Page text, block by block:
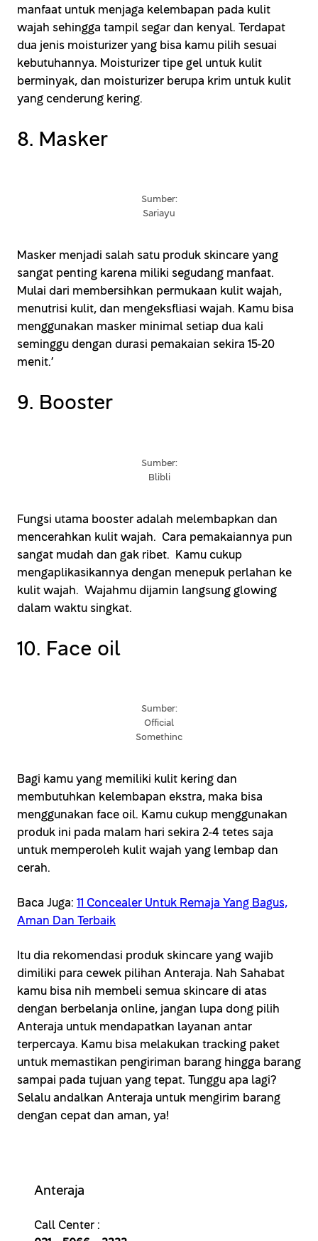
manfaat untuk menjaga kelembapan pada kulit
wajah sehingga tampil segar dan kenyal. Terdapat
dua jenis moisturizer yang bisa kamu pilih sesuai
kebutuhannya. Moisturizer tipe gel untuk kulit
berminyak, dan moisturizer berupa krim untuk kulit
yang cenderung kering.
8. Masker
Sumber:
Sariayu
Masker menjadi salah satu produk skincare yang
sangat penting karena miliki segudang manfaat.
Mulai dari membersihkan permukaan kulit wajah,
menutrisi kulit, dan mengeksfliasi wajah. Kamu bisa
menggunakan masker minimal setiap dua kali
seminggu dengan durasi pemakaian sekira 15-20
menit.’
9. Booster
Sumber:
Blibli
Fungsi utama booster adalah melembapkan dan
mencerahkan kulit wajah. Cara pemakaiannya pun
sangat mudah dan gak ribet. Kamu cukup
mengaplikasikannya dengan menepuk perlahan ke
kulit wajah. Wajahmu dijamin langsung glowing
dalam waktu singkat.
10. Face oil
Sumber:
Official
Somethinc
Bagi kamu yang memiliki kulit kering dan
membutuhkan kelembapan ekstra, maka bisa
menggunakan face oil. Kamu cukup menggunakan
produk ini pada malam hari sekira 2-4 tetes saja
untuk memperoleh kulit wajah yang lembap dan
cerah.
Baca Juga: 11 Concealer Untuk Remaja Yang Bagus,
Aman Dan Terbaik
Itu dia rekomendasi produk skincare yang wajib
dimiliki para cewek pilihan Anteraja. Nah Sahabat
kamu bisa nih membeli semua skincare di atas
dengan berbelanja online, jangan lupa dong pilih
Anteraja untuk mendapatkan layanan antar
terpercaya. Kamu bisa melakukan tracking paket
untuk memastikan pengiriman barang hingga barang
sampai pada tujuan yang tepat. Tunggu apa lagi?
Selalu andalkan Anteraja untuk mengirim barang
dengan cepat dan aman, ya!
Anteraja
Call Center :